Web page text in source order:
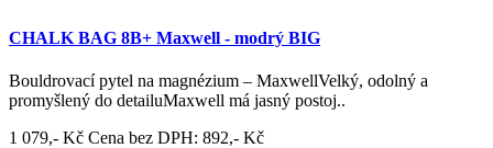
CHALK BAG 8B+ Maxwell - modrý BIG
Bouldrovací pytel na magnézium – MaxwellVelký, odolný a
promyšlený do detailuMaxwell má jasný postoj..
1 079,- Kč Cena bez DPH: 892,- Kč